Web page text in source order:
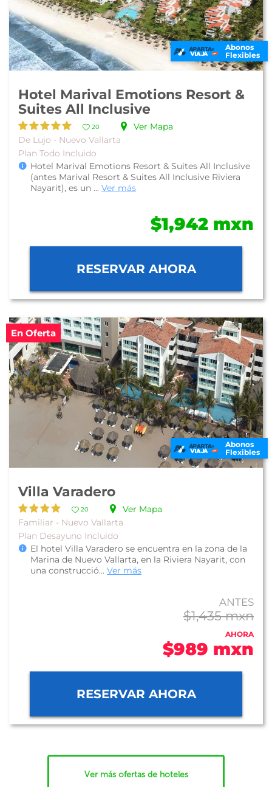
Abonos
Flexibles
Hotel Marival Emotions Resort &
Suites All Inclusive
20
Ver Mapa
De Lujo - Nuevo Vallarta
Plan Todo Incluido
Hotel Marival Emotions Resort & Suites All Inclusive
(antes Marival Resort & Suites All Inclusive Riviera
Nayarit), es un ... Ver más
$1,942 mxn
RESERVAR AHORA
En Oferta
Abonos
Flexibles
Villa Varadero
20
Ver Mapa
Familiar - Nuevo Vallarta
Plan Desayuno Incluido
El hotel Villa Varadero se encuentra en la zona de la
Marina de Nuevo Vallarta, en la Riviera Nayarit, con
una construcció... Ver más
ANTES
$1,435 mxn
AHORA
$989 mxn
RESERVAR AHORA
Ver más ofertas de hoteles